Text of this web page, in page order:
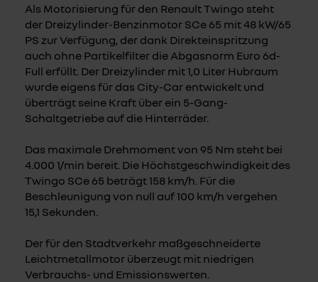
Als Motorisierung für den Renault Twingo steht
der Dreizylinder-Benzinmotor SCe 65 mit 48 kW/65
PS zur Verfügung, der dank Direkteinspritzung
auch ohne Partikelfilter die Abgasnorm Euro 6d-
Full erfüllt. Der Dreizylinder mit 1,0 Liter Hubraum
wurde eigens für das City-Car entwickelt und
überträgt seine Kraft über ein 5-Gang-
Schaltgetriebe auf die Hinterräder.
Das maximale Drehmoment von 95 Nm steht bei
4.000 1/min bereit. Die Höchstgeschwindigkeit des
Twingo SCe 65 beträgt 158 km/h. Für die
Beschleunigung von null auf 100 km/h vergehen
15,1 Sekunden.
Der für den Stadtverkehr maßgeschneiderte
Leichtmetallmotor überzeugt mit niedrigen
Verbrauchs- und Emissionswerten.